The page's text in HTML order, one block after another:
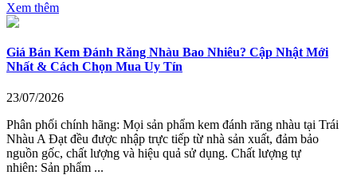
Xem thêm
Giá Bán Kem Đánh Răng Nhàu Bao Nhiêu? Cập Nhật Mới
Nhất & Cách Chọn Mua Uy Tín
23/07/2026
Phân phối chính hãng: Mọi sản phẩm kem đánh răng nhàu tại Trái
Nhàu A Đạt đều được nhập trực tiếp từ nhà sản xuất, đảm bảo
nguồn gốc, chất lượng và hiệu quả sử dụng. Chất lượng tự
nhiên: Sản phẩm ...